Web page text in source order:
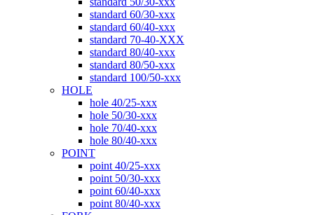
standard 60/30-xxx
standard 60/40-xxx
standard 70-40-XXX
standard 80/40-xxx
standard 80/50-xxx
standard 100/50-xxx
HOLE
hole 40/25-xxx
hole 50/30-xxx
hole 70/40-xxx
hole 80/40-xxx
POINT
point 40/25-xxx
point 50/30-xxx
point 60/40-xxx
point 80/40-xxx